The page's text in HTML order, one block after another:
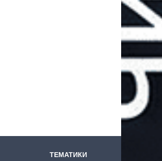
ТЕМАТИКИ